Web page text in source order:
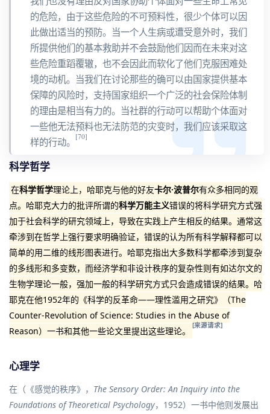
的危险，由于这些危险的不可预料性，很少个体可以因
此做出适当的预防。当一个人生病或遭受意外时，我们
所提供他们的基本救助并不会鼓励他们因而在未来对这
些危险重蹈覆辙，也不会因此而软化了他们克服困难处
境的动机。当我们在讨论那些的确可以由国家提供基本
保障的风险时，支持国家组织一个广泛的社会保险体制
的理由是相当有力的。当社群的行动可以帮助个体面对
一些他无法预料也无法防范的灾变时，我们应该采取这
样的行动。
[70]
科学哲学
在科学哲学理论上，哈耶克与他的好友卡尔·波普尔有众多相同的观
点。哈耶克大力的批评所谓的科学万能主义错误的将科学研究方式强
加于社会科学的研究领域上，导致在实践上产生相反的结果。通常这
牵涉到在哲学上强行要求明确验证，错误的认为所有科学解释都可以
简单的用二维的线形图表进行。哈耶克指出大多数科学都牵涉到复杂
的多线形和多变数，而经济学和非设计秩序的复杂性则有如达尔文的
生物学理论一般，强加一般的科学研究方式只会造成错误的结果。哈
耶克在他1952年的《科学的反革命——理性滥用之研究》（The
Counter-Revolution of Science: Studies in the Abuse of
Reason）一书和其他一些论文里提出这些理论。
[来源请求]
心理学
在（《感觉的秩序》， The Sensory Order: An Inquiry into the
Foundations of Theoretical Psychology，1952）一书中他则发展出